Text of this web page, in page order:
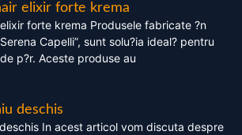
elixir forte krema
forte krema Produsele fabricate ?n
Capelli”, sunt solu?ia ideal? pentru
p?r. Aceste produse au
deschis
In acest articol vom discuta despre